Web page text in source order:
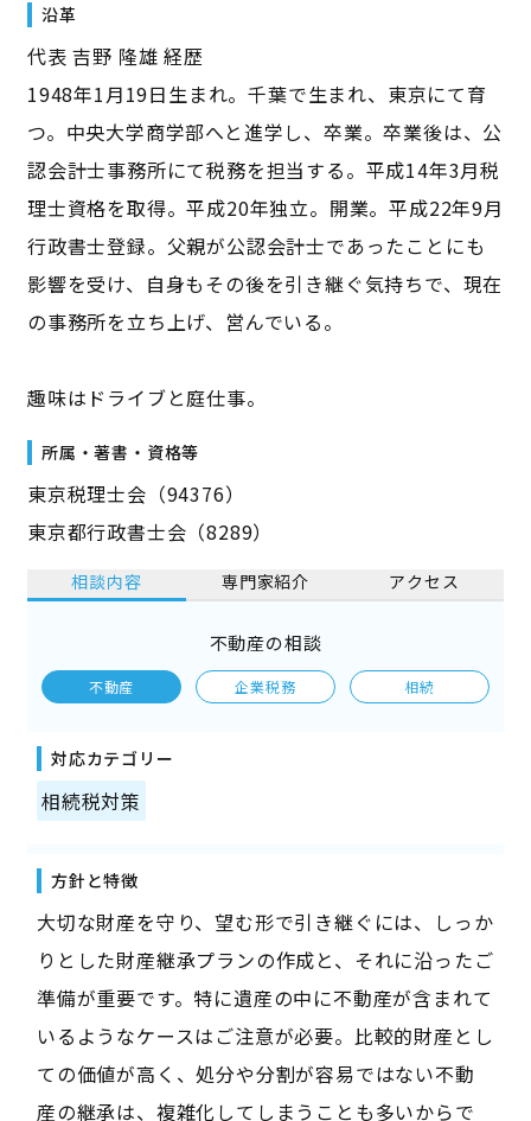
沿革
代表 吉野 隆雄 経歴
1948年1月19日生まれ。千葉で生まれ、東京にて育
つ。中央大学商学部へと進学し、卒業。卒業後は、公
認会計士事務所にて税務を担当する。平成14年3月税
理士資格を取得。平成20年独立。開業。平成22年9月
行政書士登録。父親が公認会計士であったことにも
影響を受け、自身もその後を引き継ぐ気持ちで、現在
の事務所を立ち上げ、営んでいる。
趣味はドライブと庭仕事。
所属・著書・資格等
東京税理士会（94376）
東京都行政書士会（8289）
相談内容 専門家紹介 アクセス
不動産の相談
不動産 企業税務 相続
対応カテゴリー
相続税対策
方針と特徴
大切な財産を守り、望む形で引き継ぐには、しっか
りとした財産継承プランの作成と、それに沿ったご
準備が重要です。特に遺産の中に不動産が含まれて
いるようなケースはご注意が必要。比較的財産とし
ての価値が高く、処分や分割が容易ではない不動
産の継承は、複雑化してしまうことも多いからで